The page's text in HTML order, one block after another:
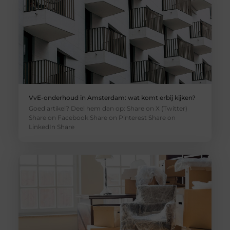
VvE-onderhoud in Amsterdam: wat komt erbij kijken?
Goed artikel? Deel hem dan op: Share on X (Twitter)
Share on Facebook Share on Pinterest Share on
LinkedIn Share